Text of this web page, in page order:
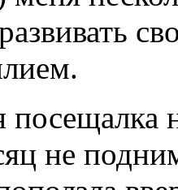
посещалка
не